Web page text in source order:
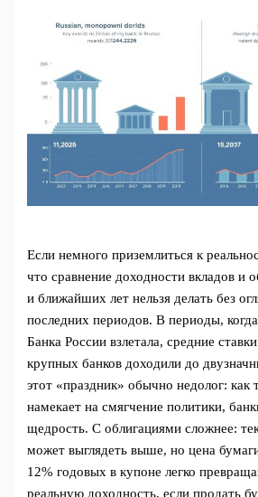
Если немного приземлиться к
что сравнение доходности вкладов и
и ближайших лет нельзя делать без
последних периодов. В периоды,
Банка России взлетала, средние
крупных банков доходили до
этот «праздник» обычно недолог: как
намекает на смягчение политики,
щедрость. С облигациями сложнее:
может выглядеть выше, но цена
12% годовых в купоне легко
реальную доходность, если продать